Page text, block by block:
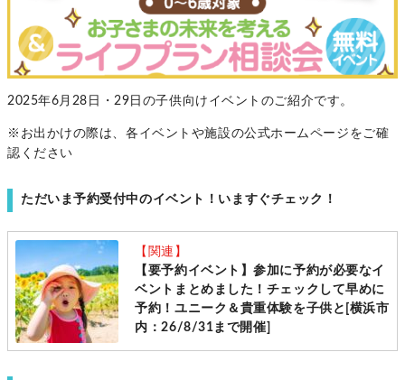
2025年6月28日・29日の子供向けイベントのご紹介です。
※お出かけの際は、各イベントや施設の公式ホームページをご確
認ください
ただいま予約受付中のイベント！いますぐチェック！
【関連】
【要予約イベント】参加に予約が必要なイ
ベントまとめました！チェックして早めに
予約！ユニーク＆貴重体験を子供と[横浜市
内：26/8/31まで開催]